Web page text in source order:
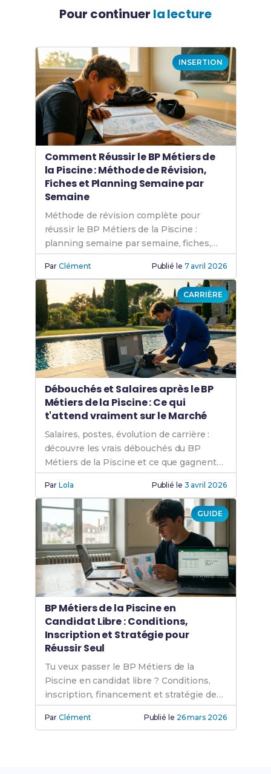
Pour continuer la lecture
INSERTION
Comment Réussir le BP Métiers de
la Piscine : Méthode de Révision,
Fiches et Planning Semaine par
Semaine
Méthode de révision complète pour
réussir le BP Métiers de la Piscine :
planning semaine par semaine, fiches,
annales et conseils anti-stress.
Commence maintenant.
ParClément Publié le 7 avril 2026
CARRIÈRE
Débouchés et Salaires après le BP
Métiers de la Piscine : Ce qui
t'attend vraiment sur le Marché
Salaires, postes, évolution de carrière :
découvre les vrais débouchés du BP
Métiers de la Piscine et ce que gagnent
les piscinistes diplômés en France.
ParLola Publié le 3 avril 2026
GUIDE
BP Métiers de la Piscine en
Candidat Libre : Conditions,
Inscription et Stratégie pour
Réussir Seul
Tu veux passer le BP Métiers de la
Piscine en candidat libre ? Conditions,
inscription, financement et stratégie de
révision : le guide complet pour adultes
en reconversion.
ParClément Publié le 26 mars 2026